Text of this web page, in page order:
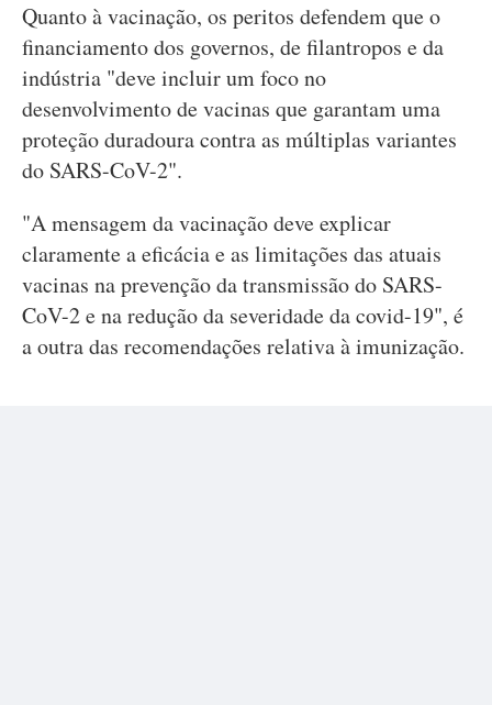
Quanto à vacinação, os peritos defendem que o
financiamento dos governos, de filantropos e da
indústria "deve incluir um foco no
desenvolvimento de vacinas que garantam uma
proteção duradoura contra as múltiplas variantes
do SARS-CoV-2".
"A mensagem da vacinação deve explicar
claramente a eficácia e as limitações das atuais
vacinas na prevenção da transmissão do SARS-
CoV-2 e na redução da severidade da covid-19", é
a outra das recomendações relativa à imunização.